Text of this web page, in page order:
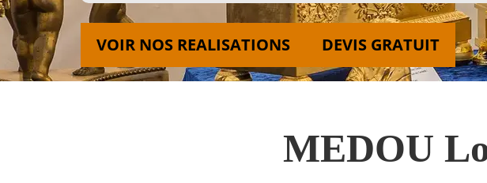
VOIR NOS REALISATIONS DEVIS GRATUIT
MEDOU